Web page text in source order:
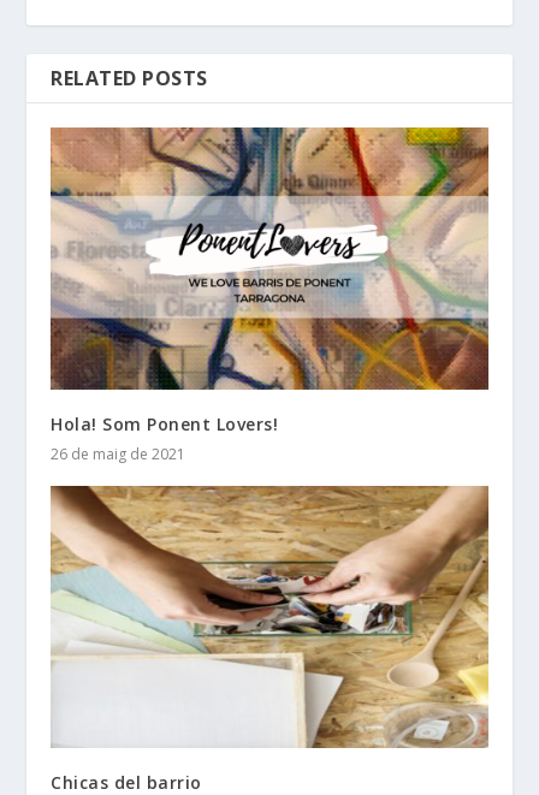
RELATED POSTS
Hola! Som Ponent Lovers!
26 de maig de 2021
Chicas del barrio